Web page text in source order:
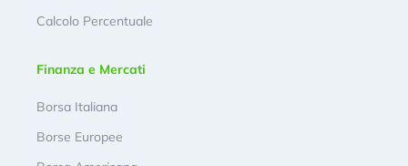
Calcolo Percentuale
Finanza e Mercati
Borsa Italiana
Borse Europee